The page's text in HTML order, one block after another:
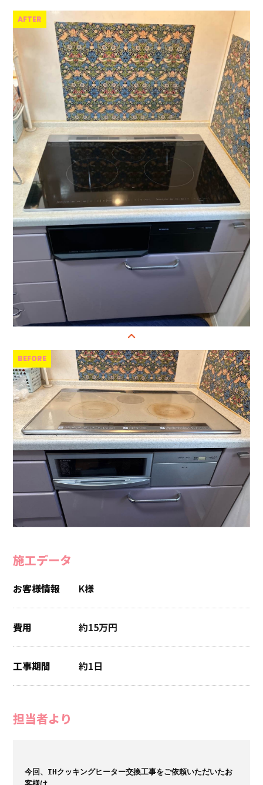
施工データ
お客様情報 K様
費用 約15万円
工事期間 約1日
担当者より
今回、IHクッキングヒーター交換工事をご依頼いただいたお